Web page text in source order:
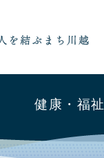
健康・福祉